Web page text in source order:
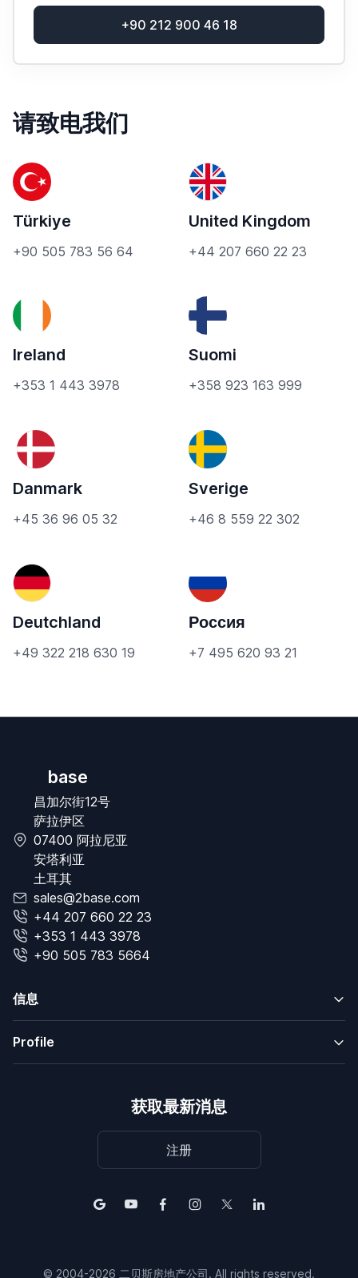
+90 212 900 46 18
请致电我们
Türkiye
+90 505 783 56 64
United Kingdom
+44 207 660 22 23
Ireland
+353 1 443 3978
Suomi
+358 923 163 999
Danmark
+45 36 96 05 32
Sverige
+46 8 559 22 302
Deutchland
+49 322 218 630 19
Россия
+7 495 620 93 21
base
昌加尔街12号
萨拉伊区
07400 阿拉尼亚
安塔利亚
土耳其
sales@2base.com
+44 207 660 22 23
+353 1 443 3978
+90 505 783 5664
信息
Profile
获取最新消息
注册
© 2004-2026 二贝斯房地产公司. All rights reserved.